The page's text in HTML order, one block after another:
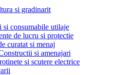
si gradinarit
si consumabile utilaje
de lucru si protectie
curatat si menaj
si amenajari
si scutere electrice